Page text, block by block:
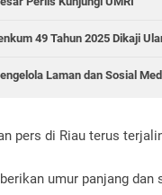
49 Tahun 2025 Dikaji
Laman dan Sosial
pers di Riau terus
umur panjang dan